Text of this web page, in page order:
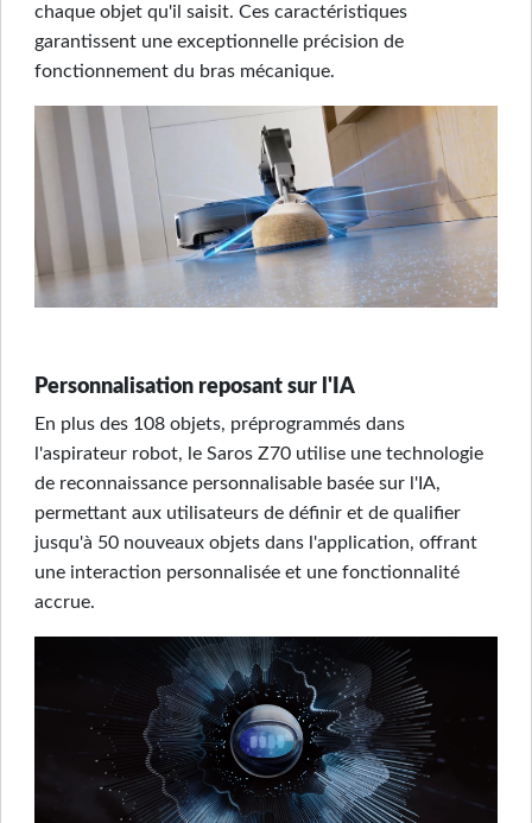
chaque objet qu'il saisit. Ces caractéristiques
garantissent une exceptionnelle précision de
fonctionnement du bras mécanique.
Personnalisation reposant sur l'IA
En plus des 108 objets, préprogrammés dans
l'aspirateur robot, le Saros Z70 utilise une technologie
de reconnaissance personnalisable basée sur l'IA,
permettant aux utilisateurs de définir et de qualifier
jusqu'à 50 nouveaux objets dans l'application, offrant
une interaction personnalisée et une fonctionnalité
accrue.